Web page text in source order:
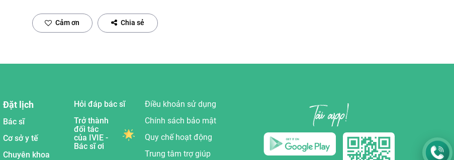
Cảm ơn Chia sẻ
Đặt lịch
Bác sĩ
Cơ sở y tế
Chuyên khoa
Hỏi đáp bác sĩ
Trở thành
đối tác
của IVIE -
Bác sĩ ơi
Điều khoản sử dụng
Chính sách bảo mật
Quy chế hoạt động
Trung tâm trợ giúp